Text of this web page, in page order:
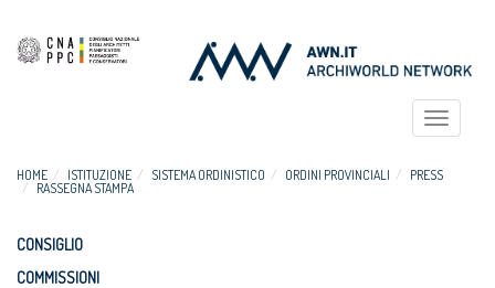
Toggle
HOME ISTITUZIONE SISTEMA ORDINISTICO ORDINI PROVINCIALI
PRESS
RASSEGNA STAMPA
CONSIGLIO
COMMISSIONI